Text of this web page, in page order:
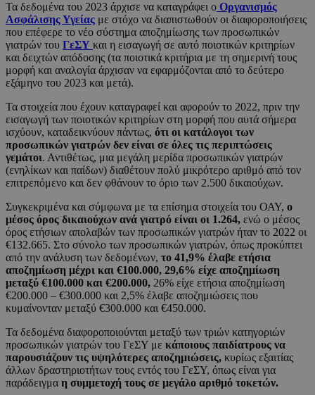
Τα δεδομένα του 2023 άρχισε να καταγράφει ο Οργανισμός
Ασφάλισης Υγείας με στόχο να διαπιστωθούν οι διαφοροποιήσεις
που επέφερε το νέο σύστημα αποζημίωσης των προσωπικών
γιατρών του ΓεΣΥ και η εισαγωγή σε αυτό ποιοτικών κριτηρίων
και δειχτών απόδοσης (τα ποιοτικά κριτήρια με τη σημερινή τους
μορφή και αναλογία άρχισαν να εφαρμόζονται από το δεύτερο
εξάμηνο του 2023 και μετά).
Τα στοιχεία που έχουν καταγραφεί και αφορούν το 2022, πριν την
εισαγωγή των ποιοτικών κριτηρίων στη μορφή που αυτά σήμερα
ισχύουν, καταδεικνύουν πάντως, ότι οι κατάλογοι των
προσωπικών γιατρών δεν είναι σε όλες τις περιπτώσεις
γεμάτοι. Αντιθέτως, μια μεγάλη μερίδα προσωπικών γιατρών
(ενηλίκων και παίδων) διαθέτουν πολύ μικρότερο αριθμό από τον
επιτρεπόμενο και δεν φθάνουν το όριο των 2.500 δικαιούχων.
Συγκεκριμένα και σύμφωνα με τα επίσημα στοιχεία του ΟΑΥ, ο
μέσος όρος δικαιούχων ανά γιατρό είναι οι 1.264, ενώ ο μέσος
όρος ετήσιων απολαβών των προσωπικών γιατρών ήταν το 2022 οι
€132.665. Στο σύνολο των προσωπικών γιατρών, όπως προκύπτει
από την ανάλυση των δεδομένων, το 41,9% έλαβε ετήσια
αποζημίωση μέχρι και €100.000, 29,6% είχε αποζημίωση
μεταξύ €100.000 και €200.000, 26% είχε ετήσια αποζημίωση
€200.000 – €300.000 και 2,5% έλαβε αποζημιώσεις που
κυμαίνονταν μεταξύ €300.000 και €450.000.
Τα δεδομένα διαφοροποιούνται μεταξύ των τριών κατηγοριών
προσωπικών γιατρών του ΓεΣΥ με κάποιους παιδίατρους να
παρουσιάζουν τις υψηλότερες αποζημιώσεις, κυρίως εξαιτίας
άλλων δραστηριοτήτων τους εντός του ΓεΣΥ, όπως είναι για
παράδειγμα η συμμετοχή τους σε μεγάλο αριθμό τοκετών.